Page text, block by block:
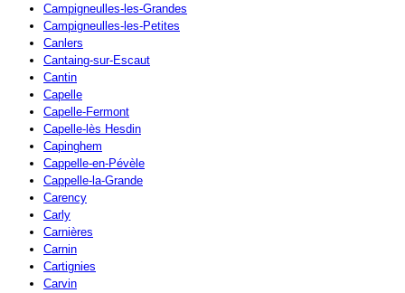
Campigneulles-les-Grandes
Campigneulles-les-Petites
Canlers
Cantaing-sur-Escaut
Cantin
Capelle
Capelle-Fermont
Capelle-lès Hesdin
Capinghem
Cappelle-en-Pévèle
Cappelle-la-Grande
Carency
Carly
Carnières
Carnin
Cartignies
Carvin